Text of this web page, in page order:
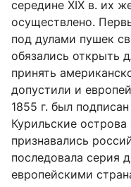
середине XIX в. их
осуществлено.
под дулами пушек
обязались открыть
принять
допустили и
1855 г. был
Курильские
признавались
последовала серия
европейскими